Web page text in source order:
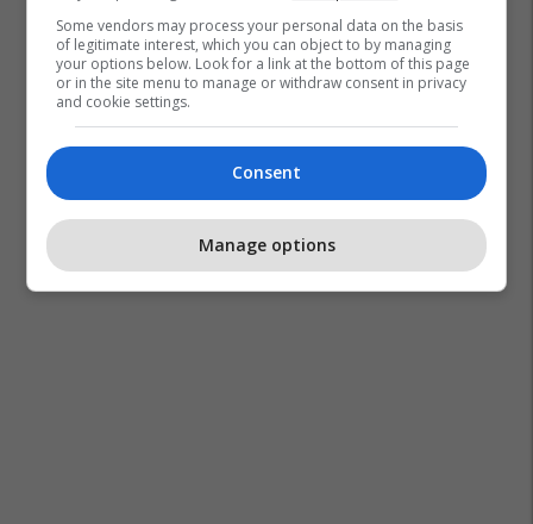
Some vendors may process your personal data on the basis
of legitimate interest, which you can object to by managing
your options below. Look for a link at the bottom of this page
or in the site menu to manage or withdraw consent in privacy
and cookie settings.
Consent
Manage options